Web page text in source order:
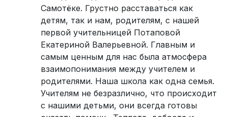
Самотёке. Грустно расставаться как
детям, так и нам, родителям, с нашей
первой учительницей Потаповой
Екатериной Валерьевной. Главным и
самым ценным для нас была атмосфера
взаимопонимания между учителем и
родителями. Наша школа как одна семья.
Учителям не безразлично, что происходит
с нашими детьми, они всегда готовы